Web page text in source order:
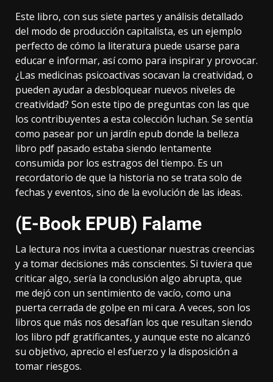
Este libro, con sus siete partes y análisis detallado
del modo de producción capitalista, es un ejemplo
perfecto de cómo la literatura puede usarse para
educar e informar, así como para inspirar y provocar.
¿Las medicinas psicoactivas socavan la creatividad, o
pueden ayudar a desbloquear nuevos niveles de
creatividad? Son este tipo de preguntas con las que
los contribuyentes a esta colección luchan. Se sentía
como pasear por un jardín epub donde la belleza
libro pdf pasado estaba siendo lentamente
consumida por los estragos del tiempo. Es un
recordatorio de que la historia no se trata solo de
fechas y eventos, sino de la evolución de las ideas.
(E-Book EPUB) Falame
La lectura nos invita a cuestionar nuestras creencias
y a tomar decisiones más conscientes. Si tuviera que
criticar algo, sería la conclusión algo abrupta, que
me dejó con un sentimiento de vacío, como una
puerta cerrada de golpe en mi cara. A veces, son los
libros que más nos desafían los que resultan siendo
los libro pdf gratificantes, y aunque este no alcanzó
su objetivo, aprecio el esfuerzo y la disposición a
tomar riesgos.